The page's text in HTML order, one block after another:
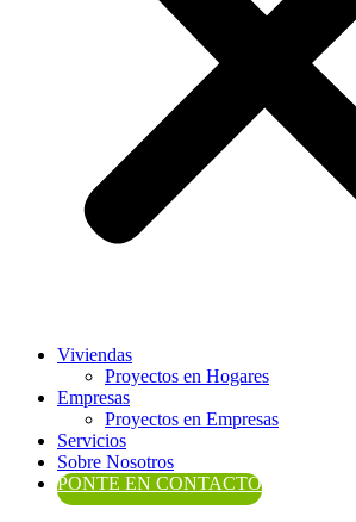
Viviendas
Proyectos en Hogares
Empresas
Proyectos en Empresas
Servicios
Sobre Nosotros
PONTE EN CONTACTO